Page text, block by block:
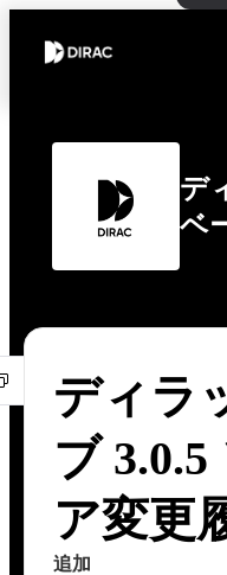
デ
ベ
ディラ
ブ
ア変更
追加